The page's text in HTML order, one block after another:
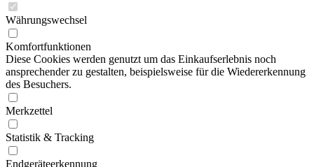
Währungswechsel
Komfortfunktionen
Diese Cookies werden genutzt um das Einkaufserlebnis noch
ansprechender zu gestalten, beispielsweise für die Wiedererkennung
des Besuchers.
Merkzettel
Statistik & Tracking
Endgeräteerkennung